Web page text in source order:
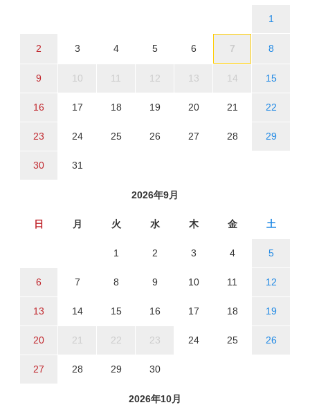
1
2 3 4 5 6 7 8
9 10 11 12 13 14 15
16 17 18 19 20 21 22
23 24 25 26 27 28 29
30 31
2026年9月
日 月 火 水 木 金 土
1 2 3 4 5
6 7 8 9 10 11 12
13 14 15 16 17 18 19
20 21 22 23 24 25 26
27 28 29 30
2026年10月